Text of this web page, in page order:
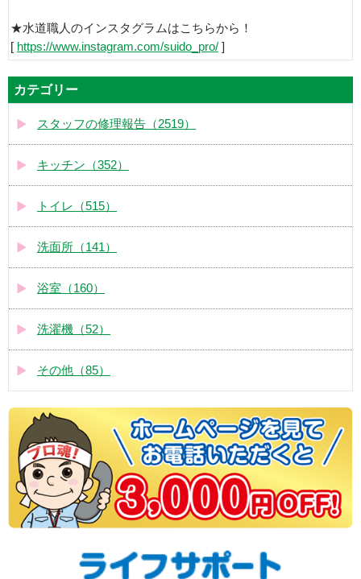
★水道職人のインスタグラムはこちらから！
[ https://www.instagram.com/suido_pro/ ]
カテゴリー
スタッフの修理報告（2519）
キッチン（352）
トイレ（515）
洗面所（141）
浴室（160）
洗濯機（52）
その他（85）